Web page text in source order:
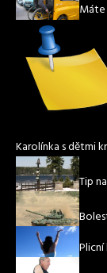
Karolínka s dětmi
Tip